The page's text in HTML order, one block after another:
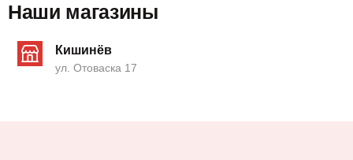
Наши магазины
Кишинёв
ул. Отоваска 17